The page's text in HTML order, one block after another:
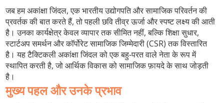
जब हमअकांक्षा जिंदल,एक भारतीय उद्योगपति और सामाजिक परिवर्तन की
प्रवर्तककी बात करते हैं, तो पहली छवि तीव्र ऊर्जा और स्पष्ट लक्ष्य की आती
है। उनका कार्यक्षेत्र केवल व्यापार तक सीमित नहीं, बल्कि शिक्षा सुधार,
स्टार्टअप समर्थन और कॉर्पोरेट सामाजिक जिम्मेदारी (CSR) तक विस्तारित
है। यह टैक्टिकलीअकांक्षा जिंदलको एक बहु‑परत वाले नेता के रूप में
स्थापित करती है, जो आर्थिक विकास को सामाजिक फ़ायदे के साथ जोड़ती
है।
मुख्य पहल और उनके प्रभाव